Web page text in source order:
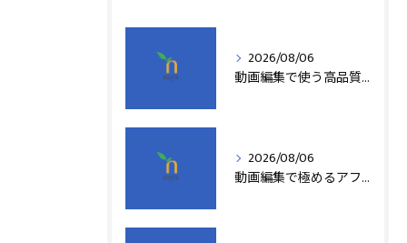
2026/08/06
動画編集で使う高品質アフターエフェクトテンプレート活用術
2026/08/06
動画編集で極めるアフターエフェクト基本技術